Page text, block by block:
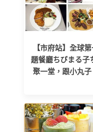
【市府站】全球
題餐廳ちびまる子
聚一堂，跟小丸